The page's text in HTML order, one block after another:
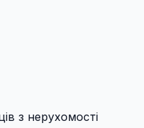
з нерухомості